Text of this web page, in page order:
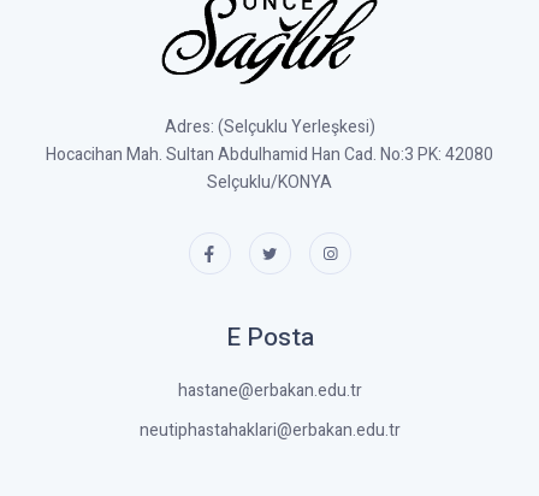
Adres: (Selçuklu Yerleşkesi)
Hocacihan Mah. Sultan Abdulhamid Han Cad. No:3 PK: 42080
Selçuklu/KONYA
E Posta
hastane@erbakan.edu.tr
neutiphastahaklari@erbakan.edu.tr